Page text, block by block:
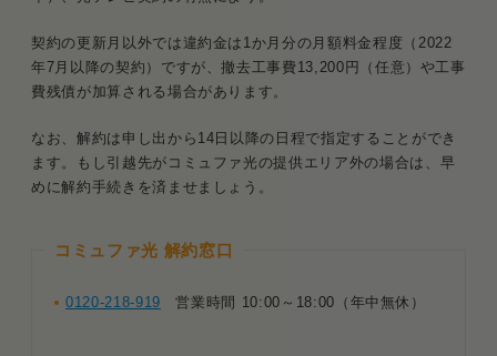
契約の更新月以外では違約金は1か月分の月額料金程度（2022
年7月以降の契約）ですが、撤去工事費13,200円（任意）や工事
費残債が加算される場合があります。
なお、解約は申し出から14日以降の日程で指定することができ
ます。もし引越先がコミュファ光の提供エリア外の場合は、早
めに解約手続きを済ませましょう。
コミュファ光 解約窓口
0120-218-919 営業時間 10:00～18:00（年中無休）